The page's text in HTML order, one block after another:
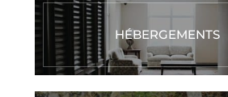
HÉBERGEMENTS